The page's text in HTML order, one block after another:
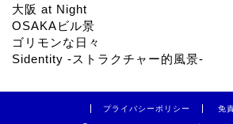
大阪 at Night
OSAKAビル景
ゴリモンな日々
Sidentity -ストラクチャー的風景-
プライバシーポリシー 免